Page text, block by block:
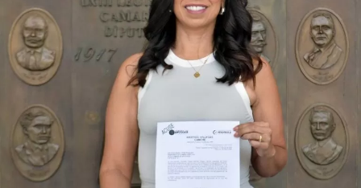
turística y la equidad social. Sin embargo, enfatizó que la
coyuntura actual exige priorizar la organización comunitaria
para asegurar la continuidad del proyecto político en la
región sureste del país.
Con esta determinación, el senador abre una etapa
decisiva en su trayectoria pública, apostando por una
estrategia de cercanía ciudadana. Su retorno a Quintana
Roo busca garantizar la cohesión de las estructuras de
izquierda de cara a los próximos retos políticos. El relevo